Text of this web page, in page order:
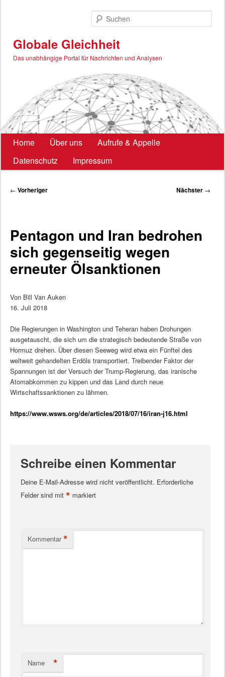
Globale Gleichheit
Das unabhängige Portal für Nachrichten und Analysen
Hauptmenü
Home Über uns
Aufrufe & Appelle
Datenschutz
Impressum
Beitragsnavigation
← Vorheriger Nächster →
Pentagon und Iran bedrohen
sich gegenseitig wegen
erneuter Ölsanktionen
Von Bill Van Auken
16. Juli 2018
Die Regierungen in Washington und Teheran haben Drohungen
ausgetauscht, die sich um die strategisch bedeutende Straße von
Hormuz drehen. Über diesen Seeweg wird etwa ein Fünftel des
weltweit gehandelten Erdöls transportiert. Treibender Faktor der
Spannungen ist der Versuch der Trump-Regierung, das iranische
Atomabkommen zu kippen und das Land durch neue
Wirtschaftssanktionen zu lähmen.
https://www.wsws.org/de/articles/2018/07/16/iran-j16.html
Schreibe einen Kommentar
Deine E-Mail-Adresse wird nicht veröffentlicht. Erforderliche
Felder sind mit * markiert
Kommentar *
Name *